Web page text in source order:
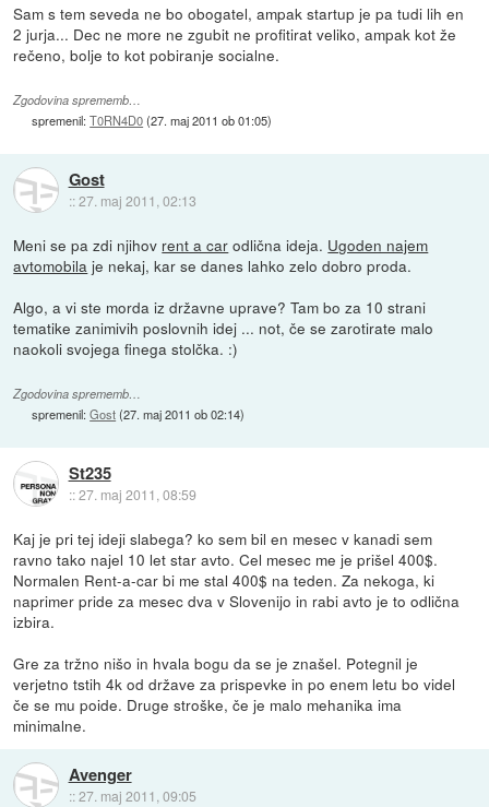
Sam s tem seveda ne bo obogatel, ampak startup je pa tudi lih en
2 jurja... Dec ne more ne zgubit ne profitirat veliko, ampak kot že
rečeno, bolje to kot pobiranje socialne.
Zgodovina sprememb…
spremenil:T0RN4D0(27. maj 2011 ob 01:05)
Gost
::27. maj 2011, 02:13
Meni se pa zdi njihov rent a car odlična ideja. Ugoden najem
avtomobila je nekaj, kar se danes lahko zelo dobro proda.
Algo, a vi ste morda iz državne uprave? Tam bo za 10 strani
tematike zanimivih poslovnih idej ... not, če se zarotirate malo
naokoli svojega finega stolčka. :)
Zgodovina sprememb…
spremenil:Gost(27. maj 2011 ob 02:14)
St235
::27. maj 2011, 08:59
Kaj je pri tej ideji slabega? ko sem bil en mesec v kanadi sem
ravno tako najel 10 let star avto. Cel mesec me je prišel 400$.
Normalen Rent-a-car bi me stal 400$ na teden. Za nekoga, ki
naprimer pride za mesec dva v Slovenijo in rabi avto je to odlična
izbira.
Gre za tržno nišo in hvala bogu da se je znašel. Potegnil je
verjetno tstih 4k od države za prispevke in po enem letu bo videl
če se mu poide. Druge stroške, če je malo mehanika ima
minimalne.
Avenger
::27. maj 2011, 09:05